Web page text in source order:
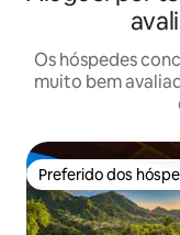
Os hóspedes
muito bem
Preferido dos
Preferido dos